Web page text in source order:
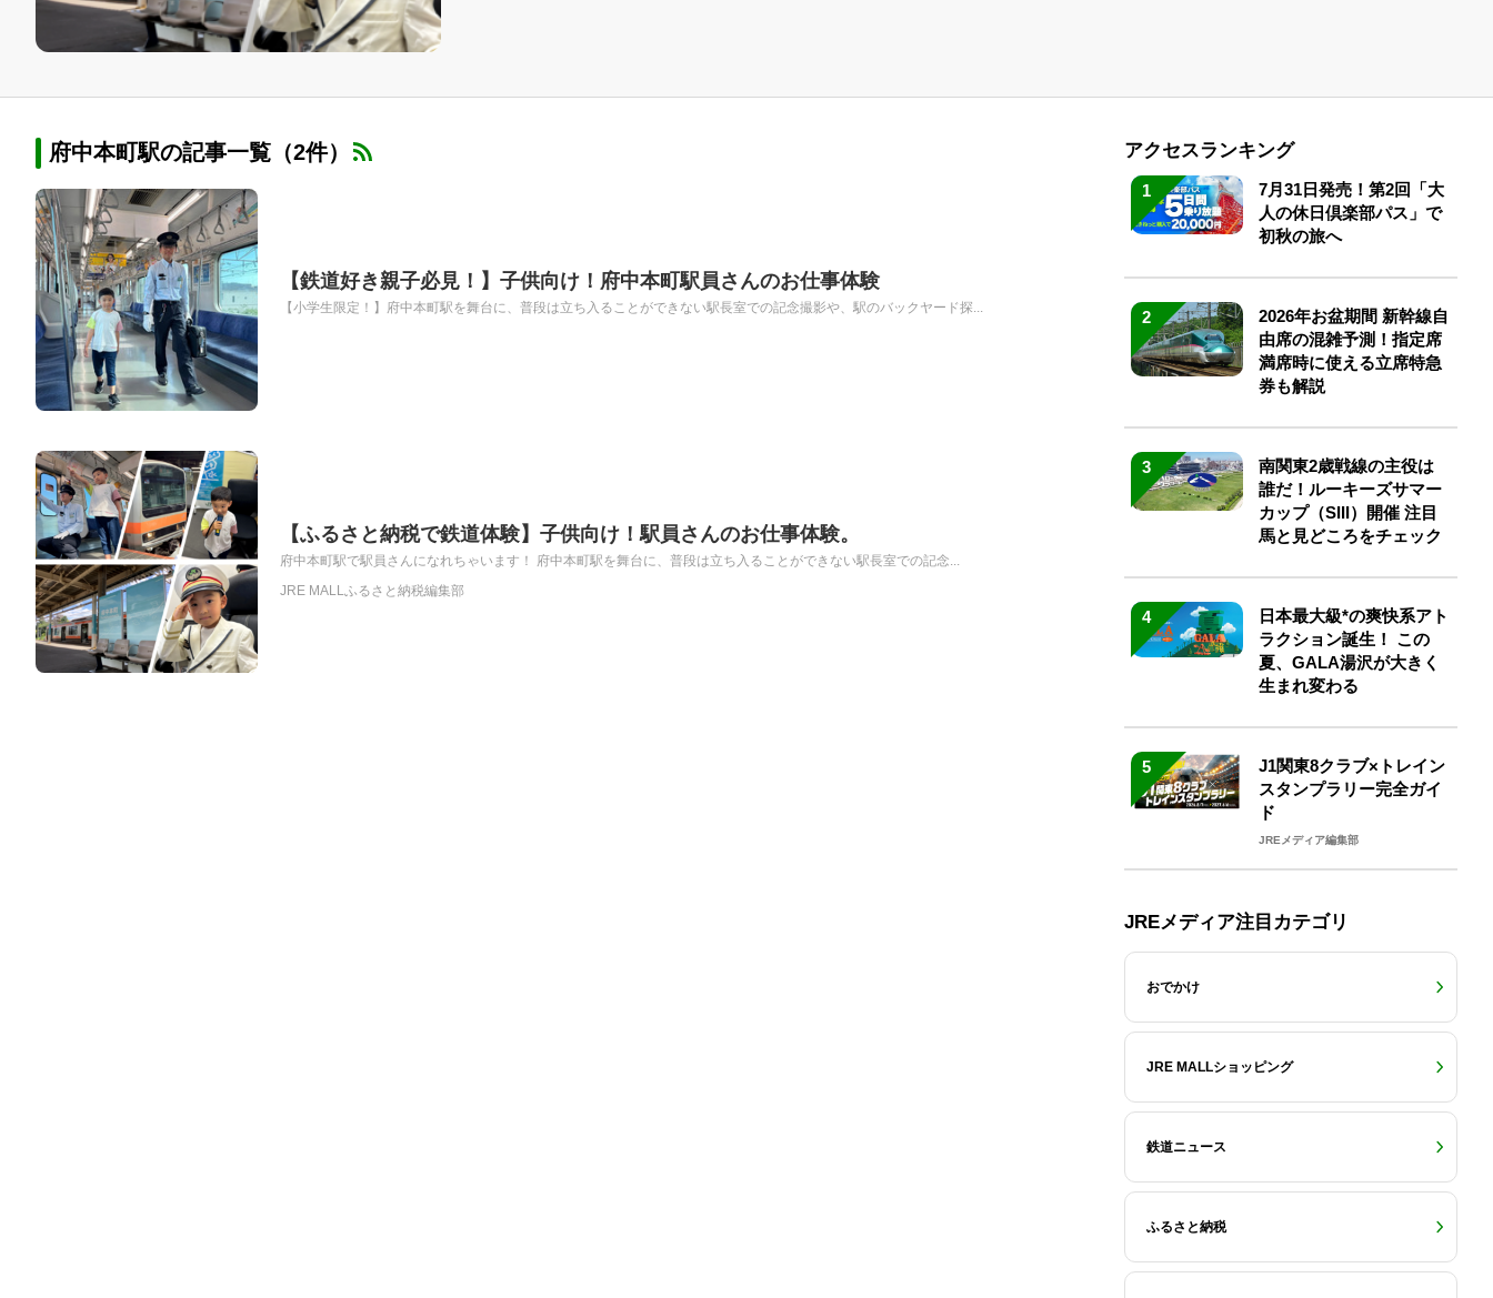
府中本町駅の記事一覧（2件）
【鉄道好き親子必見！】子供向け！府中本町駅員さんのお仕事体験
【小学生限定！】府中本町駅を舞台に、普段は立ち入ることができない駅長室での記念撮影や、駅のバックヤード探...
【ふるさと納税で鉄道体験】子供向け！駅員さんのお仕事体験。
府中本町駅で駅員さんになれちゃいます！ 府中本町駅を舞台に、普段は立ち入ることができない駅長室での記念...
JRE MALLふるさと納税編集部
アクセスランキング
1
7月31日発売！第2回「大
人の休日倶楽部パス」で
初秋の旅へ
2
2026年お盆期間 新幹線自
由席の混雑予測！指定席
満席時に使える立席特急
券も解説
3
南関東2歳戦線の主役は
誰だ！ルーキーズサマー
カップ（SIII）開催 注目
馬と見どころをチェック
4
日本最大級*の爽快系アト
ラクション誕生！ この
夏、GALA湯沢が大きく
生まれ変わる
5
J1関東8クラブ×トレイン
スタンプラリー完全ガイ
ド
JREメディア編集部
JREメディア注目カテゴリ
おでかけ
JRE MALLショッピング
鉄道ニュース
ふるさと納税